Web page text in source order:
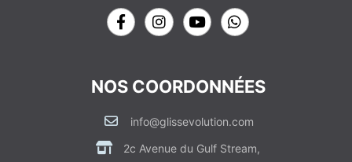
NOS COORDONNÉES
info@glissevolution.com
2c Avenue du Gulf Stream,